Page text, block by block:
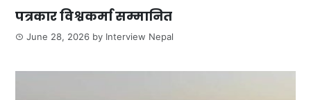
पत्रकार विश्वकर्मा सम्मानित
June 28, 2026 by Interview Nepal